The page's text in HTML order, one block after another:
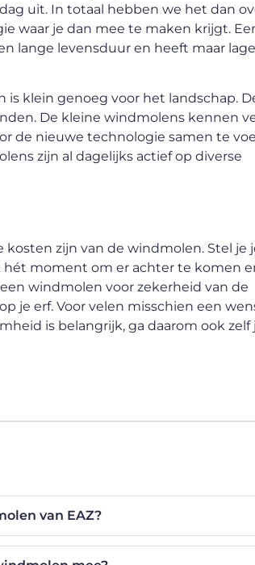
uit. In totaal hebben we het dan
waar je dan mee te maken krijgt.
lange levensduur en heeft maar lage
klein genoeg voor het landschap.
De kleine windmolens kennen
de nieuwe technologie samen te
zijn al dagelijks actief op diverse
zijn van de windmolen. Stel je
hét moment om er achter te komen
windmolen voor zekerheid van de
je erf. Voor velen misschien een
is belangrijk, ga daarom ook zelf
van EAZ?